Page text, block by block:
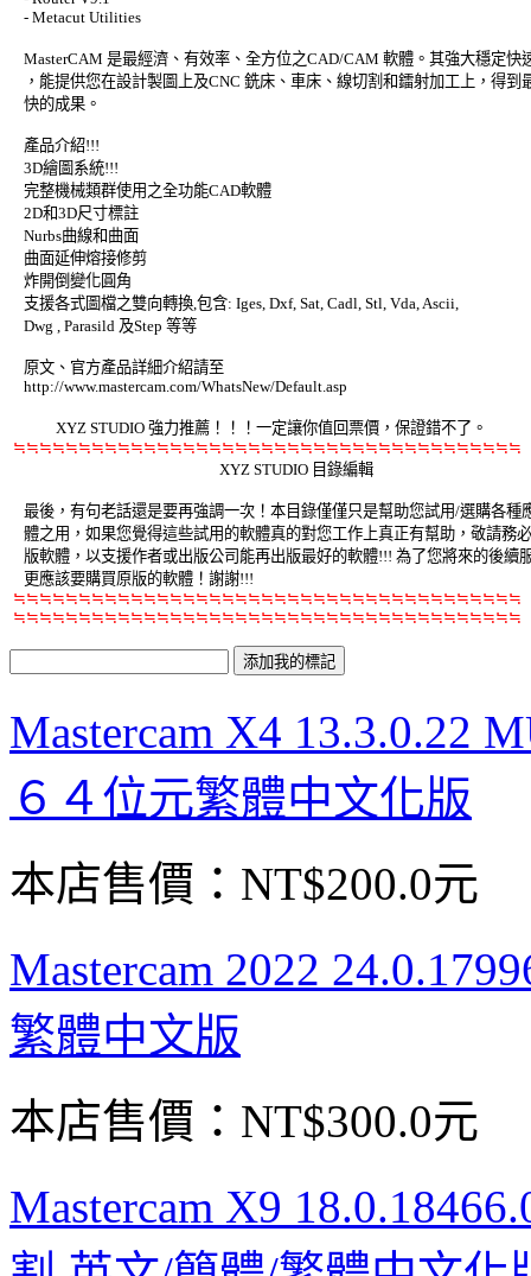
    - Metacut Utilities
MasterCAM 是最經濟、有效率、全方位之CAD/CAM 軟體。其強大穩定快
，能提供您在設計製圖上及CNC 銑床、車床、線切割和鐳射加工上，得到
    快的成果。
    產品介紹!!!
    3D繪圖系統!!!
    完整機械類群使用之全功能CAD軟體
    2D和3D尺寸標註
    Nurbs曲線和曲面
    曲面延伸熔接修剪
    炸開倒變化圓角
    支援各式圖檔之雙向轉換,包含: Iges, Dxf, Sat, Cadl, Stl, Vda, Ascii,
    Dwg , Parasild 及Step 等等
    原文、官方產品詳細介紹請至
    http://www.mastercam.com/WhatsNew/Default.asp
             XYZ STUDIO 強力推薦！！！一定讓你值回票價，保證錯不了。
≒≒≒≒≒≒≒≒≒≒≒≒≒≒≒≒≒≒≒≒≒≒≒≒≒≒≒≒≒≒≒≒≒≒≒≒≒≒≒
                                                           XYZ STUDIO 目錄編輯
最後，有句老話還是要再強調一次！本目錄僅僅只是幫助您試用/選購各種
體之用，如果您覺得這些試用的軟體真的對您工作上真正有幫助，敬請務
版軟體，以支援作者或出版公司能再出版最好的軟體!!! 為了您將來的後續
    更應該要購買原版的軟體！謝謝!!!
≒≒≒≒≒≒≒≒≒≒≒≒≒≒≒≒≒≒≒≒≒≒≒≒≒≒≒≒≒≒≒≒≒≒≒≒≒≒≒
≒≒≒≒≒≒≒≒≒≒≒≒≒≒≒≒≒≒≒≒≒≒≒≒≒≒≒≒≒≒≒≒≒≒≒≒≒≒≒
Mastercam X4 13.3.0.22
６４位元繁體中文化版
本店售價： NT$200.0元
Mastercam 2022
繁體中文版
本店售價： NT$300.0元
Mastercam X9